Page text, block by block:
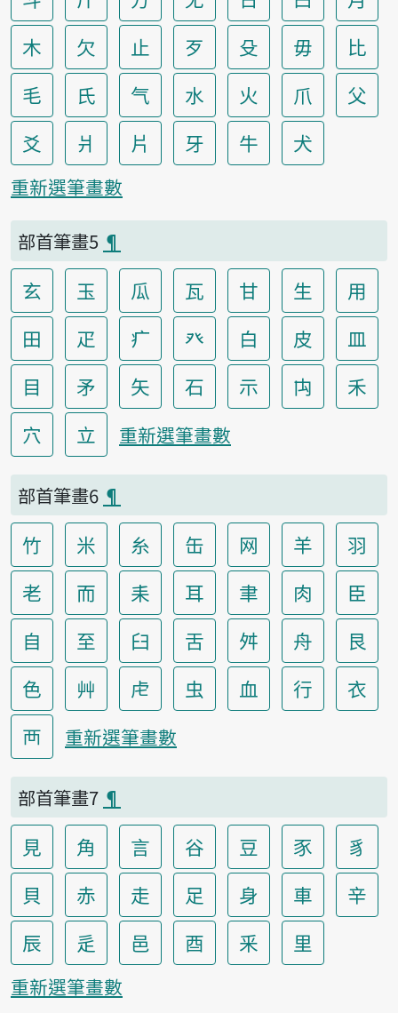
木
欠 止 歹 殳 毋
比
毛
氏 气 水 火 爪
父
爻
爿 片 牙 牛 犬
重新選筆畫數
部首筆畫5 ¶
玄 玉 瓜 瓦 甘 生
用
田
疋 疒 癶 白 皮
皿
目
矛 矢 石 示 禸
禾
穴
立 重新選筆畫數
部首筆畫6 ¶
竹 米 糸 缶 网 羊
羽
老
而 耒 耳 聿 肉
臣
自
至 臼 舌 舛 舟
艮
色
艸 虍 虫 血 行
衣
襾
重新選筆畫數
部首筆畫7 ¶
見 角 言 谷 豆 豕
豸
貝
赤 走 足 身 車
辛
辰
辵 邑 酉 釆 里
重新選筆畫數